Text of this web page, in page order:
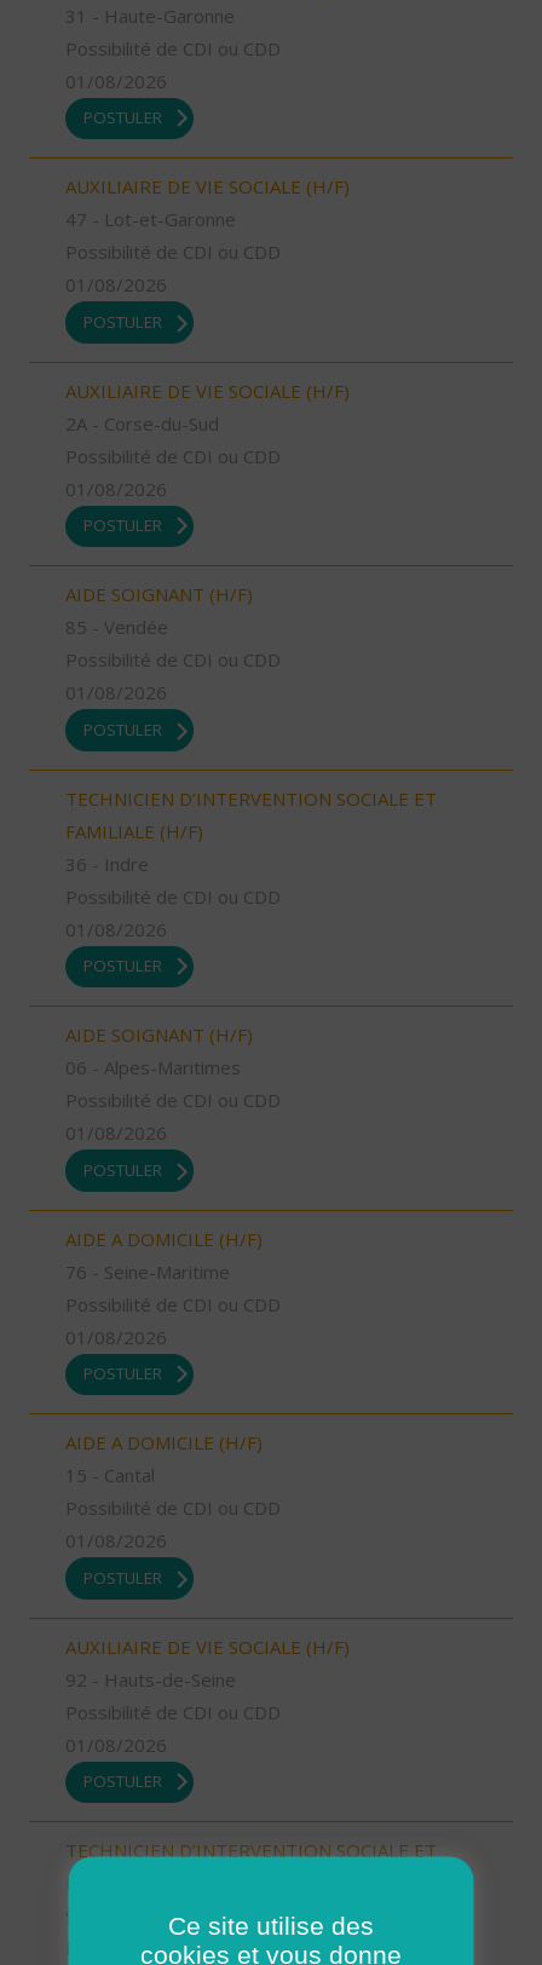
31 - Haute-Garonne
Possibilité de CDI ou CDD
01/08/2026
POSTULER
AUXILIAIRE DE VIE SOCIALE (H/F)
47 - Lot-et-Garonne
Possibilité de CDI ou CDD
01/08/2026
POSTULER
AUXILIAIRE DE VIE SOCIALE (H/F)
2A - Corse-du-Sud
Possibilité de CDI ou CDD
01/08/2026
POSTULER
AIDE SOIGNANT (H/F)
85 - Vendée
Possibilité de CDI ou CDD
01/08/2026
POSTULER
TECHNICIEN D’INTERVENTION SOCIALE ET
FAMILIALE (H/F)
36 - Indre
Possibilité de CDI ou CDD
01/08/2026
POSTULER
AIDE SOIGNANT (H/F)
06 - Alpes-Maritimes
Possibilité de CDI ou CDD
01/08/2026
POSTULER
AIDE A DOMICILE (H/F)
76 - Seine-Maritime
Possibilité de CDI ou CDD
01/08/2026
POSTULER
AIDE A DOMICILE (H/F)
15 - Cantal
Possibilité de CDI ou CDD
01/08/2026
POSTULER
AUXILIAIRE DE VIE SOCIALE (H/F)
92 - Hauts-de-Seine
Possibilité de CDI ou CDD
01/08/2026
POSTULER
TECHNICIEN D’INTERVENTION SOCIALE ET
FAMILIALE (H/F)
91 - Essonne
Possibilité de CDI ou CDD
Ce site utilise des
cookies et vous donne